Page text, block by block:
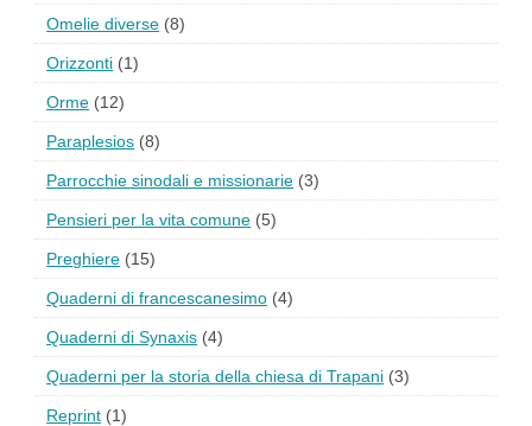
Omelie diverse (8)
Orizzonti (1)
Orme (12)
Paraplesios (8)
Parrocchie sinodali e missionarie (3)
Pensieri per la vita comune (5)
Preghiere (15)
Quaderni di francescanesimo (4)
Quaderni di Synaxis (4)
Quaderni per la storia della chiesa di Trapani (3)
Reprint (1)